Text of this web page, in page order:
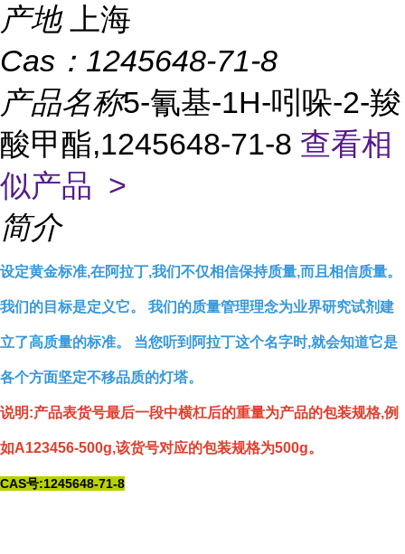
产地
上海
Cas： 1245648-71-8
产品名称5-氰基-1H-吲哚-2-羧
酸甲酯,1245648-71-8 查看相
似产品 >
简介
设定黄金标准,在阿拉丁,我们不仅相信保持质量,而且相信质量。
我们的目标是定义它。 我们的质量管理理念为业界研究试剂建
立了高质量的标准。 当您听到阿拉丁这个名字时,就会知道它是
各个方面坚定不移品质的灯塔。
说明:产品表货号最后一段中横杠后的重量为产品的包装规格,例
如A123456-500g,该货号对应的包装规格为500g。
CAS号:1245648-71-8